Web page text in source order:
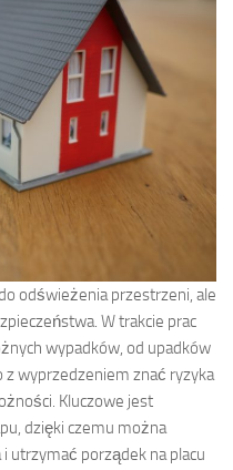
odświeżenia przestrzeni, ale
W trakcie prac
wypadków, od upadków
wyprzedzeniem znać ryzyka
Kluczowe jest
dzięki czemu można
utrzymać porządek na placu